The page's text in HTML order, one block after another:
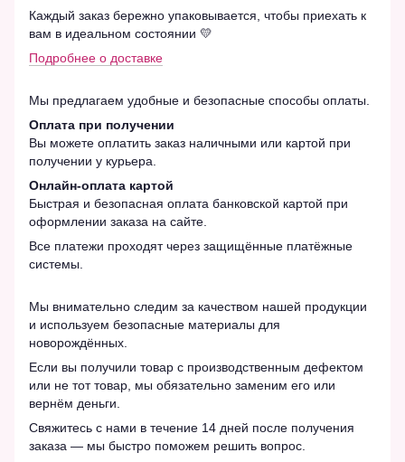
Каждый заказ бережно упаковывается, чтобы приехать к
вам в идеальном состоянии 💛
Подробнее о доставке
Мы предлагаем удобные и безопасные способы оплаты.
Оплата при получении
Вы можете оплатить заказ наличными или картой при
получении у курьера.
Онлайн-оплата картой
Быстрая и безопасная оплата банковской картой при
оформлении заказа на сайте.
Все платежи проходят через защищённые платёжные
системы.
Мы внимательно следим за качеством нашей продукции
и используем безопасные материалы для
новорождённых.
Если вы получили товар с производственным дефектом
или не тот товар, мы обязательно заменим его или
вернём деньги.
Свяжитесь с нами в течение 14 дней после получения
заказа — мы быстро поможем решить вопрос.